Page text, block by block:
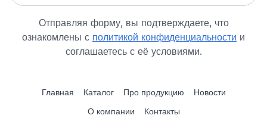
Отправляя форму, вы подтверждаете, что
ознакомлены с политикой конфиденциальности и
соглашаетесь с её условиями.
Главная Каталог Про продукцию
Новости
О компании
Контакты